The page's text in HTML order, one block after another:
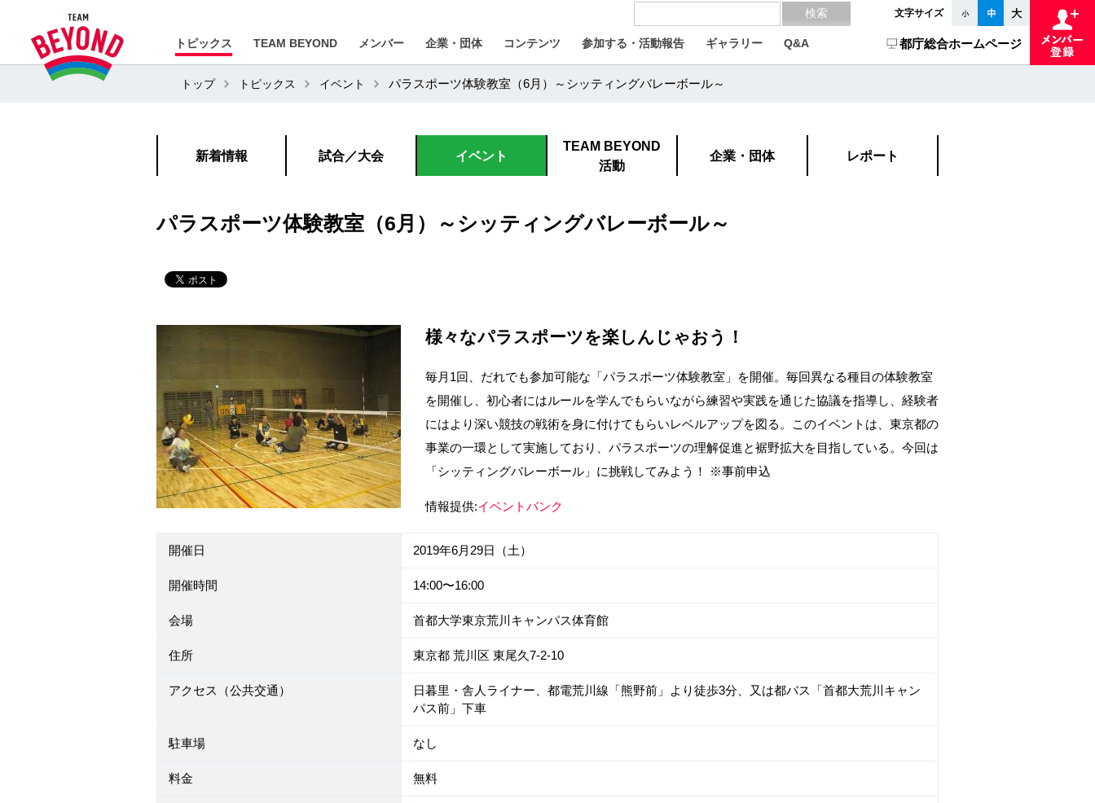
文字サイズ
トピックス TEAM BEYOND メンバー 企業・団体 コンテンツ 参加する・活動報告 ギャラリー Q&A 都庁総合ホームページ
トップ トピックス イベント パラスポーツ体験教室（6月）～シッティングバレーボール～
新着情報 試合／大会 イベント
TEAM BEYOND
活動
企業・団体 レポート
パラスポーツ体験教室（6月）～シッティングバレーボール～
様々なパラスポーツを楽しんじゃおう！
毎月1回、だれでも参加可能な「パラスポーツ体験教室」を開催。毎回異なる種目の体験教室
を開催し、初心者にはルールを学んでもらいながら練習や実践を通じた協議を指導し、経験者
にはより深い競技の戦術を身に付けてもらいレベルアップを図る。このイベントは、東京都の
事業の一環として実施しており、パラスポーツの理解促進と裾野拡大を目指している。今回は
「シッティングバレーボール」に挑戦してみよう！ ※事前申込
情報提供:イベントバンク
開催日 2019年6月29日（土）
開催時間 14:00〜16:00
会場 首都大学東京荒川キャンパス体育館
住所 東京都 荒川区 東尾久7-2-10
アクセス（公共交通）
日暮里・舎人ライナー、都電荒川線「熊野前」より徒歩3分、又は都バス「首都大荒川キャン
パス前」下車
駐車場 なし
料金 無料